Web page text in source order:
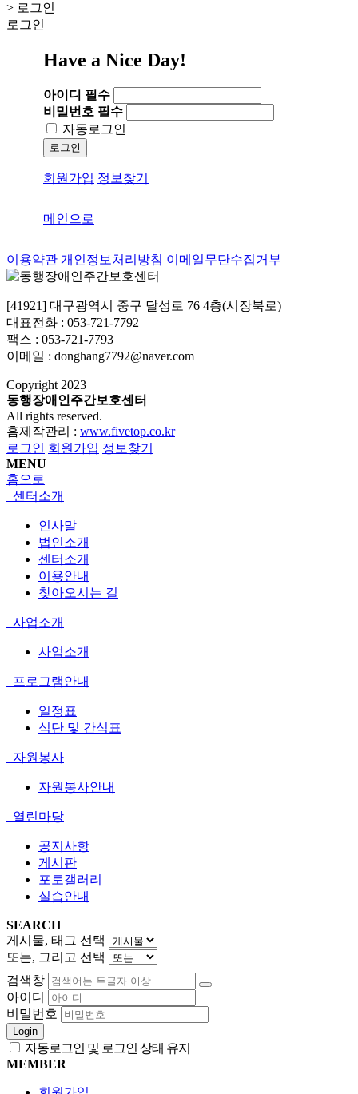
> 로그인
로그인
Have a Nice Day!
아이디 필수
비밀번호 필수
자동로그인
로그인
회원가입 정보찾기
메인으로
이용약관 개인정보처리방침 이메일무단수집거부
[41921] 대구광역시 중구 달성로 76 4층(시장북로)
대표전화 : 053-721-7792
팩스 : 053-721-7793
이메일 : donghang7792@naver.com
Copyright 2023
동행장애인주간보호센터
All rights reserved.
홈제작관리 : www.fivetop.co.kr
로그인 회원가입 정보찾기
MENU
홈으로
센터소개
인사말
법인소개
센터소개
이용안내
찾아오시는 길
사업소개
사업소개
프로그램안내
일정표
식단 및 간식표
자원봉사
자원봉사안내
열린마당
공지사항
게시판
포토갤러리
실습안내
SEARCH
게시물, 태그 선택
또는, 그리고 선택
검색창
아이디
비밀번호
Login
자동로그인 및 로그인 상태 유지
MEMBER